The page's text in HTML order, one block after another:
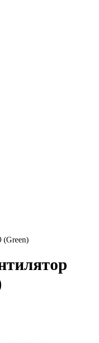
(Green)